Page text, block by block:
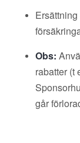
Obs:
rabatter (t
går